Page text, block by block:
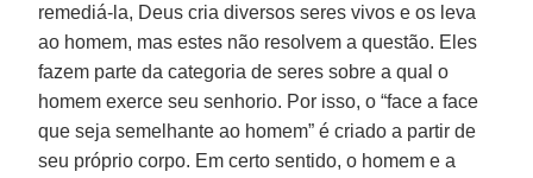
remediá-la, Deus cria diversos seres vivos e os leva
ao homem, mas estes não resolvem a questão. Eles
fazem parte da categoria de seres sobre a qual o
homem exerce seu senhorio. Por isso, o “face a face
que seja semelhante ao homem” é criado a partir de
seu próprio corpo. Em certo sentido, o homem e a